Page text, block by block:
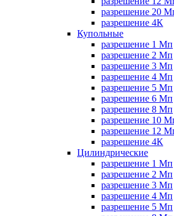
разрешение 20
разрешение 4К
Купольные
разрешение 1 Мп
разрешение 2 Мп
разрешение 3 Мп
разрешение 4 Мп
разрешение 5 Мп
разрешение 6 Мп
разрешение 8 Мп
разрешение 10
разрешение 12
разрешение 4К
Цилиндрические
разрешение 1 Мп
разрешение 2 Мп
разрешение 3 Мп
разрешение 4 Мп
разрешение 5 Мп